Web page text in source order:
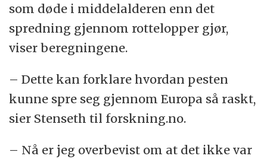
som døde i middelalderen enn det
spredning gjennom rottelopper gjør,
viser beregningene.
– Dette kan forklare hvordan pesten
kunne spre seg gjennom Europa så raskt,
sier Stenseth til forskning.no.
– Nå er jeg overbevist om at det ikke var